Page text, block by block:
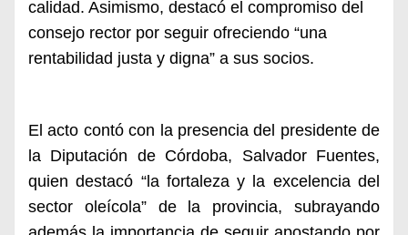
calidad. Asimismo, destacó el compromiso del
consejo rector por seguir ofreciendo “una
rentabilidad justa y digna” a sus socios.
El acto contó con la presencia del presidente de
la Diputación de Córdoba, Salvador Fuentes,
quien destacó “la fortaleza y la excelencia del
sector oleícola” de la provincia, subrayando